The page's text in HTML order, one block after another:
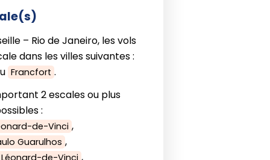
– Rio de Janeiro, les vols
dans les villes suivantes :
Francfort .
2 escales ou plus
:
de-Vinci ,
Guarulhos ,
de-Vinci ,